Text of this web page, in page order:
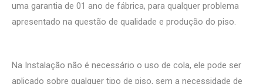
uma garantia de 01 ano de fábrica, para qualquer problema
apresentado na questão de qualidade e produção do piso.
Na Instalação não é necessário o uso de cola, ele pode ser
aplicado sobre qualquer tipo de piso, sem a necessidade de